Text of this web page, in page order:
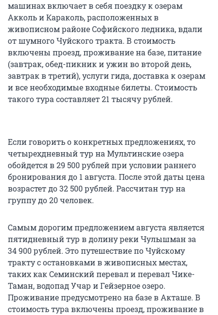
машинах включает в себя поездку к озерам
Акколь и Караколь, расположенных в
живописном районе Софийского ледника, вдали
от шумного Чуйского тракта. В стоимость
включены проезд, проживание на базе, питание
(завтрак, обед-пикник и ужин во второй день,
завтрак в третий), услуги гида, доставка к озерам
и все необходимые входные билеты. Стоимость
такого тура составляет 21 тысячу рублей.
Если говорить о конкретных предложениях, то
четырехдневный тур на Мультинские озера
обойдется в 29 500 рублей при условии раннего
бронирования до 1 августа. После этой даты цена
возрастет до 32 500 рублей. Рассчитан тур на
группу до 20 человек.
Самым дорогим предложением августа является
пятидневный тур в долину реки Чулышман за
34 900 рублей. Это путешествие по Чуйскому
тракту с остановками в живописных местах,
таких как Семинский перевал и перевал Чике-
Таман, водопад Учар и Гейзерное озеро.
Проживание предусмотрено на базе в Акташе. В
стоимость тура включены проезд, проживание в